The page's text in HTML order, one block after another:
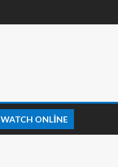
WATCH ONLINE